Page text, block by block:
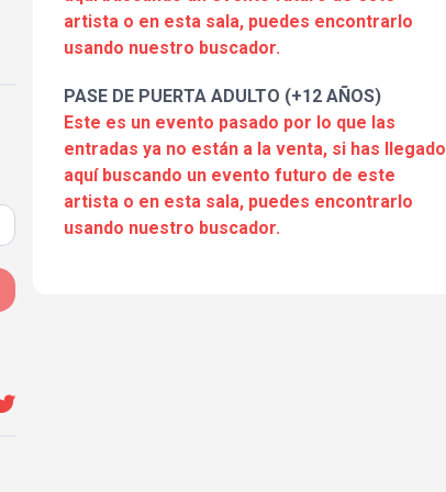
artista o en esta sala, puedes encontrarlo
usando nuestro buscador.
PASE DE PUERTA ADULTO (+12 AÑOS)
Este es un evento pasado por lo que las
entradas ya no están a la venta, si has llegado
aquí buscando un evento futuro de este
artista o en esta sala, puedes encontrarlo
usando nuestro buscador.